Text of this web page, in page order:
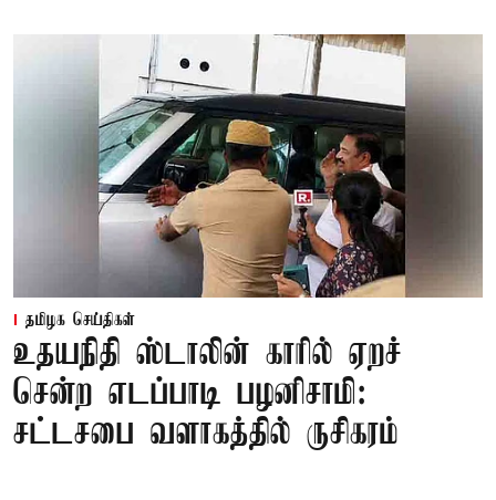
தமிழக செய்திகள்
உதயநிதி ஸ்டாலின் காரில் ஏறச்
சென்ற எடப்பாடி பழனிசாமி:
சட்டசபை வளாகத்தில் ருசிகரம்